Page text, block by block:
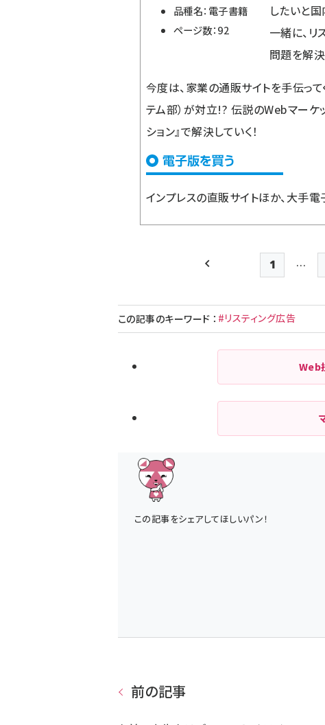
品種名：電子書籍
ページ数：92
したいと
一緒に、
問題を解
今度は、家業の通販サイトを手伝っ
テム部）が対立!? 伝説のWebマーケ
ション』で解決していく！
インプレスの直販サイトほか、大手
先頭ペー
1 …
この記事のキーワード ： #リスティング広告
Web
この記事をシェアしてほしいパン！
前の記事